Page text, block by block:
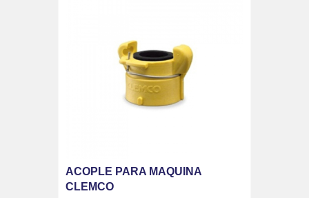
ACOPLE PARA MAQUINA
CLEMCO